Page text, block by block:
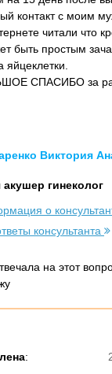
контакт с моим
читали что
быть простым
СПАСИБО за
Виктория
акушер гинеколог
о
консультанта
на этот
: